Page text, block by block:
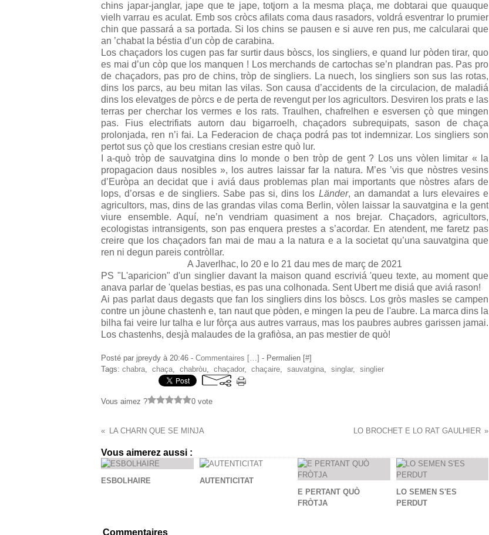
chins japar-janglar, jape que te jape, totjorn a la mesma plaça, me dobtarai que quauque
vielh varrau es aculat. Emb sos cròcs afilats coma daus rasadors, voldrá esventrar lo prumier
chin que passará a sa portada. Si los chins se pausen e si auve ren pus, me calcularai que
an ’chabat la béstia d’un còp de carabina.
Los chaçadors los cugen pas far surtir daus bòscs, los singliers, e quand lur pòden tirar, quo
es mai d’un còp que los manquen ! Los merchands de cartochas se’n plandran pas. Pas pro
de chaçadors, pas pro de chins, tròp de singliers. La nuech, los singliers son sus las rotas,
dins los parcs, au beu mitan las vilas. Son causa d’accidents de la circulacion, de maladiá
dins los elevatges de pòrcs e de perta de revengut per los agricultors. Desviren los prats e las
terras per cherchar los vermes e los rats. Traulhen, chafrelhen e esversen çò que mingen
pas. Fius electrifiats autorn dau bigarroelh, chaçadors subrequipats, sason de chaça
prolonjada, ren n’i fai. La Federacion de chaça podrá pas tot indemnizar. Los singliers son
pertot sus çò que los crestians cresian estre quò lur.
I a-quò tròp de sauvatgina dins lo monde o ben tròp de gent ? Los uns vòlen limitar « la
propagacion daus nosibles », los autres laissar far la natura. M’es ’vis que nòstres vesins
d’Euròpa an decidat que i aviá daus problemas plan mai importants que nòstres afars de
lops, d’orsas e de singliers. Sabe pas si, dins los Länder, an damandat a lurs elevaires e
agricultors, mas, dins de las grandas vilas coma Berlin, vòlen laissar la sauvatgina e la gent
viure ensemble. Aquí, ne’n vendriam quasiment a nos brejar. Chaçadors, agricultors,
ecologistas intransigents, son pas enquera prestes a s’acordar. En atendent, me faretz pas
creire que los chaçadors fan mai de mau a la natura e a la societat qu’una sauvatgina que
ren ni degun pareis contròllar.
A Javerlhac, lo 20 e lo 21 dau mes de març de 2021
PS "L'aparicion" d'un singlier davant la maison quand escriviá 'queu texte, au moment que
anava parlar de 'quelas bestias, es pas una colhonada. Sent Ubert me disiá que aviá rason!
Ai pas parlat daus degasts que fan los singliers dins los bòscs. Los gròs masles se campen
contre un jòune chastenh e, tan naut que pòden, e mingen la peu de l'aubre. La marca dins la
bilha fai veire lur talha e lur fòrça aus autres varraus, mas los paubres aubres garissen jamai.
Los chastenhs, desjà malaudes de la grafiòsa, an pas mestier de quò!
Posté par jpreydy à 20:46 - Commentaires […] - Permalien [#]
Tags: chabra, chaça, chabròu, chaçador, chaçaire, sauvatgina, singlar, singlier
Vous aimez ? 0 vote
LA CHARN QUE SE MINJA LO BROCHET E LO RAT GAULHIER
Vous aimerez aussi :
ESBOLHAIRE
AUTENTICITAT
E PERTANT QUÒ
FRÒTJA
LO SEMEN S'ES
PERDUT
Commentaires